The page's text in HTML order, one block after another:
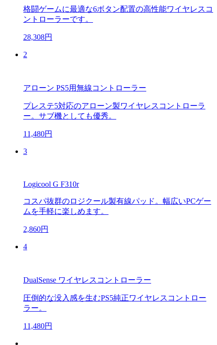
格闘ゲームに最適な6ボタン配置の高性能ワイヤレスコ
ントローラーです。
28,308円
2
アローン PS5用無線コントローラー
プレステ5対応のアローン製ワイヤレスコントローラ
ー。サブ機としても優秀。
11,480円
3
Logicool G F310r
コスパ抜群のロジクール製有線パッド。幅広いPCゲー
ムを手軽に楽しめます。
2,860円
4
DualSense ワイヤレスコントローラー
圧倒的な没入感を生むPS5純正ワイヤレスコントロー
ラー。
11,480円